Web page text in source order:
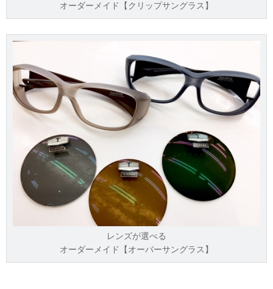
オーダーメイド【クリップサングラス】
レンズが選べる
オーダーメイド【オーバーサングラス】